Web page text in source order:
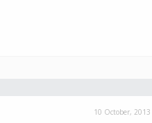
10 October, 2013